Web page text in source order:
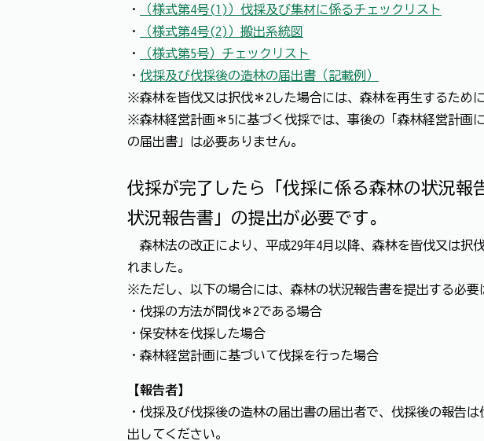
・
（様式第4号(1)）伐採及び集材に係るチェックリスト
・
（様式第4号(2)）搬出系統図
・
（様式第5号）チェックリスト
・ 伐採及び伐採後の造林の届出書（記載例）
※森林を皆伐又は択伐＊2した場合には、森林を再生するため
※森林経営計画＊5に基づく伐採では、事後の「森林経営計画
の届出書」は必要ありません。
伐採が完了したら「伐採に係る森林の状況報
状況報告書」の提出が必要です。
森林法の改正により、平成29年4月以降、森林を皆伐又は択
れました。
※ただし、以下の場合には、森林の状況報告書を提出する必要
・伐採の方法が間伐＊2である場合
・保安林を伐採した場合
・森林経営計画に基づいて伐採を行った場合
【報告者】
・伐採及び伐採後の造林の届出書の届出者で、伐採後の報告
出してください。